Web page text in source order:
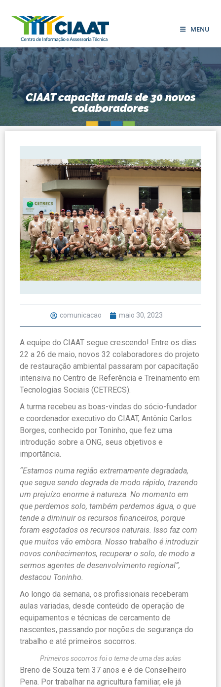
MENU
CIAAT capacita mais de 30 novos
colaboradores
comunicacao maio 30, 2023
A equipe do CIAAT segue crescendo! Entre os dias
22 a 26 de maio, novos 32 colaboradores do projeto
de restauração ambiental passaram por capacitação
intensiva no Centro de Referência e Treinamento em
Tecnologias Sociais (CETRECS).
A turma recebeu as boas-vindas do sócio-fundador
e coordenador executivo do CIAAT, Antônio Carlos
Borges, conhecido por Toninho, que fez uma
introdução sobre a ONG, seus objetivos e
importância.
“Estamos numa região extremamente degradada,
que segue sendo degrada de modo rápido, trazendo
um prejuízo enorme à natureza. No momento em
que perdemos solo, também perdemos água, o que
tende a diminuir os recursos financeiros, porque
foram esgotados os recursos naturais. Isso faz com
que muitos vão embora. Nosso trabalho é introduzir
novos conhecimentos, recuperar o solo, de modo a
sermos agentes de desenvolvimento regional”,
destacou Toninho.
Ao longo da semana, os profissionais receberam
aulas variadas, desde conteúdo de operação de
equipamentos e técnicas de cercamento de
nascentes, passando por noções de segurança do
trabalho e até primeiros socorros.
Primeiros socorros foi o tema de uma das aulas
Breno de Souza tem 37 anos e é de Conselheiro
Pena. Por trabalhar na agricultura familiar, ele já